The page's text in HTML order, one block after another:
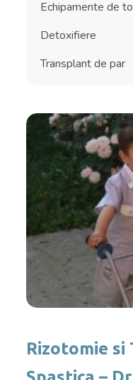
Echipamente de
Detoxifiere
Transplant de par
Rizotomie si